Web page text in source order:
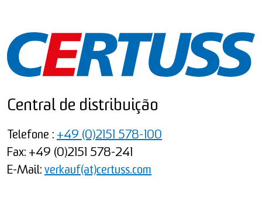
Central de distribuição
Telefone : +49 (0)2151 578-100
Fax: +49 (0)2151 578-241
E-Mail: verkauf(at)certuss.com